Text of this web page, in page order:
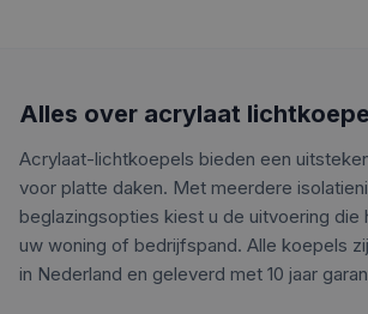
Alles over acrylaat
Acrylaat-lichtkoepels bieden een
voor platte daken. Met meerdere
beglazingsopties kiest u de uitvoering die
uw woning of bedrijfspand. Alle koepels
in Nederland en geleverd met 10 jaar